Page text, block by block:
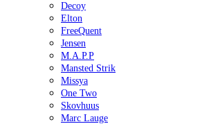
Decoy
Elton
FreeQuent
Jensen
M.A.P.P
Mansted Strik
Missya
One Two
Skovhuus
Marc Lauge